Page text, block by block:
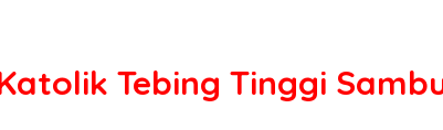
Tebing Tinggi